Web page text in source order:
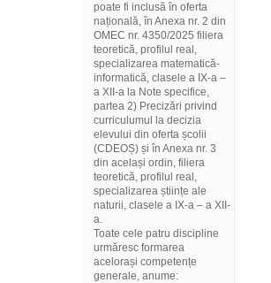
poate fi inclusă în oferta
națională, în Anexa nr. 2 din
OMEC nr. 4350/2025 filiera
teoretică, profilul real,
specializarea matematică-
informatică, clasele a IX-a –
a XII-a la Note specifice,
partea 2) Precizări privind
curriculumul la decizia
elevului din oferta școlii
(CDEOȘ) și în Anexa nr. 3
din același ordin, filiera
teoretică, profilul real,
specializarea științe ale
naturii, clasele a IX-a – a XII-
a.
Toate cele patru discipline
urmăresc formarea
acelorași competențe
generale, anume: